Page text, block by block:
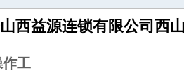
西益源连锁有限公司西
工